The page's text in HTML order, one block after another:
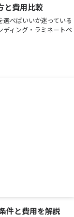
と費用比較
べばいいか迷っている
ィング・ラミネートベ
件と費用を解説